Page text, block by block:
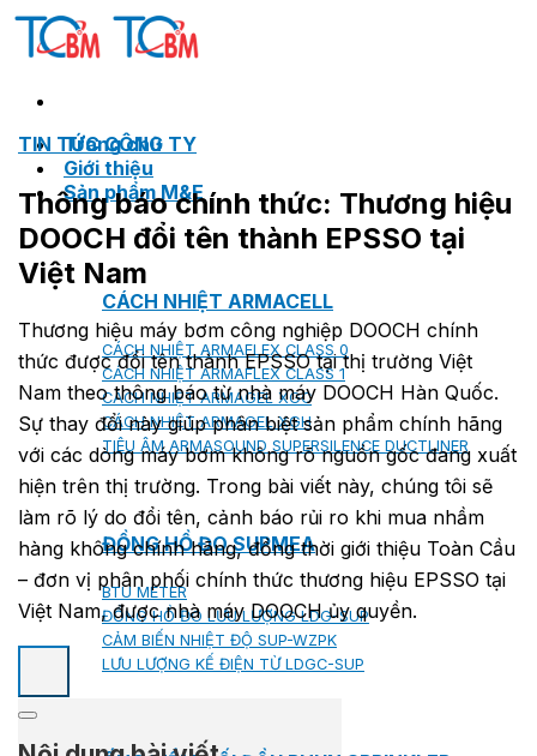
Skip
Trang chủ
Giới thiệu
Sản phẩm M&E
CÁCH NHIỆT ARMACELL
CÁCH NHIỆT ARMAFLEX CLASS 0
CÁCH NHIỆT ARMAFLEX CLASS 1
CÁCH NHIỆT ARMAGEL XGC
CÁCH NHIỆT ARMAGEL XGH
TIÊU ÂM ARMASOUND SUPERSILENCE DUCTLINER
ĐỒNG HỒ ĐO SUPMEA
BTU METER
ĐỒNG HỒ ĐO LƯU LƯỢNG LDG-SUP
CẢM BIẾN NHIỆT ĐỘ SUP-WZPK
LƯU LƯỢNG KẾ ĐIỆN TỪ LDGC-SUP
TIN TỨC CÔNG TY
Thông báo chính thức: Thương hiệu
DOOCH đổi tên thành EPSSO tại
Việt Nam
Thương hiệu máy bơm công nghiệp DOOCH chính
thức được đổi tên thành EPSSO tại thị trường Việt
Nam theo thông báo từ nhà máy DOOCH Hàn Quốc.
Sự thay đổi này giúp phân biệt sản phẩm chính hãng
với các dòng máy bơm không rõ nguồn gốc đang xuất
hiện trên thị trường. Trong bài viết này, chúng tôi sẽ
làm rõ lý do đổi tên, cảnh báo rủi ro khi mua nhầm
hàng không chính hãng, đồng thời giới thiệu Toàn Cầu
– đơn vị phân phối chính thức thương hiệu EPSSO tại
Việt Nam, được nhà máy DOOCH ủy quyền.